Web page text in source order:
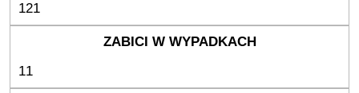
121
11